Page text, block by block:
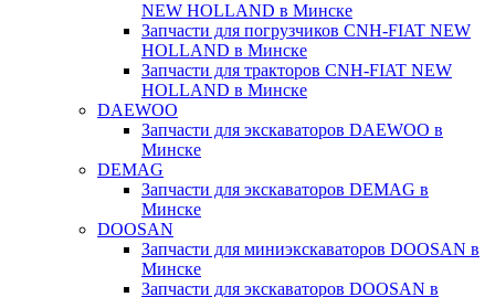
NEW HOLLAND в Минске
Запчасти для погрузчиков CNH-FIAT NEW
HOLLAND в Минске
Запчасти для тракторов CNH-FIAT NEW
HOLLAND в Минске
DAEWOO
Запчасти для экскаваторов DAEWOO в
Минске
DEMAG
Запчасти для экскаваторов DEMAG в
Минске
DOOSAN
Запчасти для миниэкскаваторов DOOSAN в
Минске
Запчасти для экскаваторов DOOSAN в